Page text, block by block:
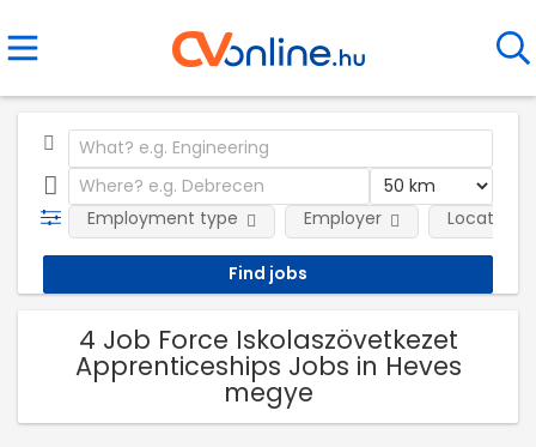
Employment type Employer Location
4 Job Force Iskolaszövetkezet
Apprenticeships Jobs in Heves
megye